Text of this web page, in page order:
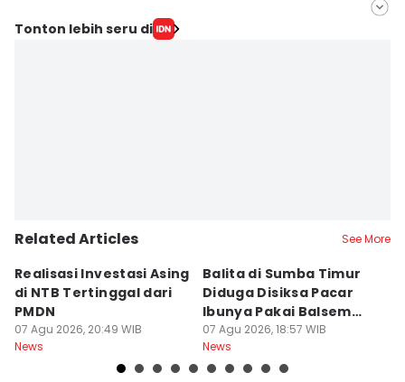
Editor
Tonton lebih seru di
Related Articles See More
Realisasi Investasi Asing
di NTB Tertinggal dari
PMDN
07 Agu 2026, 20:49 WIB
News
Balita di Sumba Timur
Diduga Disiksa Pacar
Ibunya Pakai Balsem
dan Cabai
07 Agu 2026, 18:57 WIB
News